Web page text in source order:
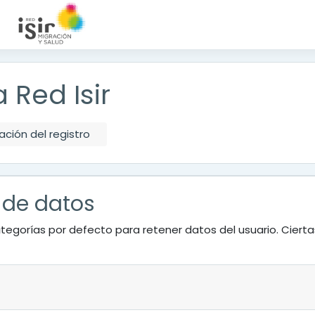
Red Isir
del registro
datos
por defecto para retener datos del usuario.